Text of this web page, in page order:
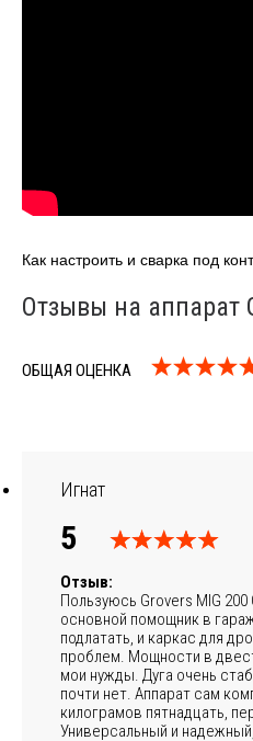
Как настроить и сварка под
Отзывы на аппарат
ОБЩАЯ ОЦЕНКА
Игнат
5
Отзыв:
Пользуюсь Grovers MIG
основной помощник в
подлатать, и каркас для
проблем. Мощности в
мои нужды. Дуга очень
почти нет. Аппарат сам
килограмов пятнадцать,
Универсальный и